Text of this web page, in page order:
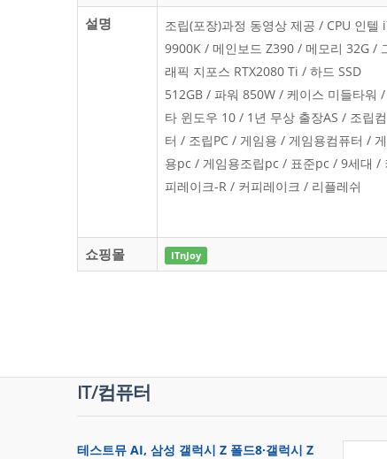
설명
조립(포장)과정 동영상 제공 / CPU 인텔
9900K / 메인보드 Z390 / 메모리 32G /
래픽 지포스 RTX2080 Ti / 하드 SSD
512GB / 파워 850W / 케이스 미들타워 /
타 윈도우 10 / 1년 무상 출장AS / 조립
터 / 조립PC / 게임용 / 게임용컴퓨터 /
용pc / 게임용조립pc / 표준pc / 9세대 /
피레이크-R / 커피레이크 / 리플레쉬
쇼핑몰 ITnJoy
IT/컴퓨터
테스트뮤 AI, 삼성 갤럭시 Z 폴드8·갤럭시 Z